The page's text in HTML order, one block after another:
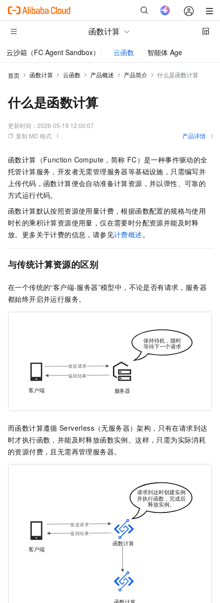
函数计算
云沙箱（FC Agent Sandbox） 云函数 智能体 AgentRun
首页 函数计算 云函数 产品概述 产品简介 什么是函数计算
什么是函数计算
更新时间： 2026-05-19 12:00:07
复制 MD 格式
产品详情
函数计算 （Function Compute，简称 FC）是一种事件驱动的全
托管计算服务，开发者无需管理服务器等基础设施，只需编写并
上传代码， 函数计算便会自动准备计算资源，并以弹性、可靠的
方式运行代码。
函数计算默认按照资源使用量计费，根据函数配置的规格与使用
时长的乘积计算资源使用量，仅在需要时分配资源并能及时释
放。更多关于计费的信息，请参见计费概述。
与传统计算资源的区别
在一个传统的“客户端-服务器”模型中，不论是否有请求，服务器
都始终开启并运行服务。
而函数计算遵循 Serverless（无服务器）架构，只有在请求到达
时才执行函数，并能及时释放函数实例。这样，只需为实际消耗
的资源付费，且无需再管理服务器。